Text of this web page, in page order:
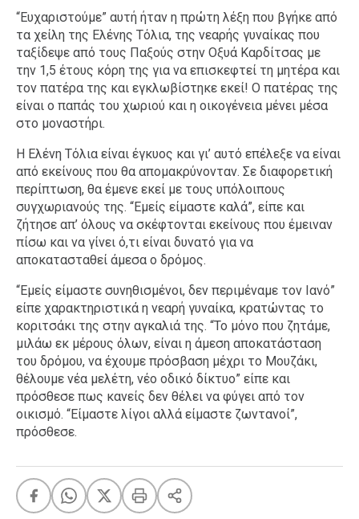
“Ευχαριστούμε” αυτή ήταν η πρώτη λέξη που βγήκε από
τα χείλη της Ελένης Τόλια, της νεαρής γυναίκας που
ταξίδεψε από τους Παξούς στην Οξυά Καρδίτσας με
την 1,5 έτους κόρη της για να επισκεφτεί τη μητέρα και
τον πατέρα της και εγκλωβίστηκε εκεί! Ο πατέρας της
είναι ο παπάς του χωριού και η οικογένεια μένει μέσα
στο μοναστήρι.
Η Ελένη Τόλια είναι έγκυος και γι’ αυτό επέλεξε να είναι
από εκείνους που θα απομακρύνονταν. Σε διαφορετική
περίπτωση, θα έμενε εκεί με τους υπόλοιπους
συγχωριανούς της. “Εμείς είμαστε καλά”, είπε και
ζήτησε απ’ όλους να σκέφτονται εκείνους που έμειναν
πίσω και να γίνει ό,τι είναι δυνατό για να
αποκατασταθεί άμεσα ο δρόμος.
“Εμείς είμαστε συνηθισμένοι, δεν περιμέναμε τον Ιανό”
είπε χαρακτηριστικά η νεαρή γυναίκα, κρατώντας το
κοριτσάκι της στην αγκαλιά της. “Το μόνο που ζητάμε,
μιλάω εκ μέρους όλων, είναι η άμεση αποκατάσταση
του δρόμου, να έχουμε πρόσβαση μέχρι το Μουζάκι,
θέλουμε νέα μελέτη, νέο οδικό δίκτυο” είπε και
πρόσθεσε πως κανείς δεν θέλει να φύγει από τον
οικισμό. “Είμαστε λίγοι αλλά είμαστε ζωντανοί”,
πρόσθεσε.